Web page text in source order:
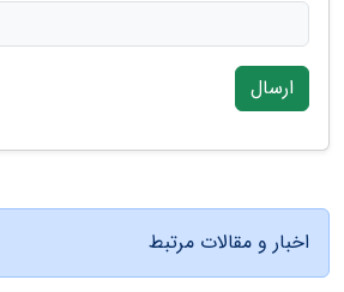
ارسال
اخبار و مقالات مرتبط